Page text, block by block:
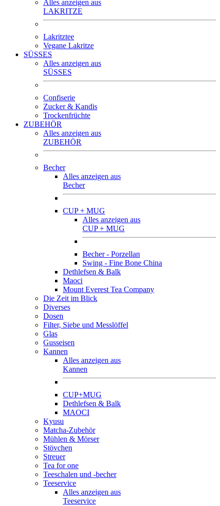
Alles anzeigen aus
LAKRITZE
Lakritztee
Vegane Lakritze
SÜSSES
Alles anzeigen aus
SÜSSES
Confiserie
Zucker & Kandis
Trockenfrüchte
ZUBEHÖR
Alles anzeigen aus
ZUBEHÖR
Becher
Alles anzeigen aus
Becher
CUP + MUG
Alles anzeigen aus
CUP + MUG
Becher - Porzellan
Swing - Fine Bone China
Dethlefsen & Balk
Maoci
Mount Everest Tea Company
Die Zeit im Blick
Diverses
Dosen
Filter, Siebe und Messlöffel
Glas
Gusseisen
Kannen
Alles anzeigen aus
Kannen
CUP+MUG
Dethlefsen & Balk
MAOCI
Kyusu
Matcha-Zubehör
Mühlen & Mörser
Stövchen
Streuer
Tea for one
Teeschalen und -becher
Teeservice
Alles anzeigen aus
Teeservice